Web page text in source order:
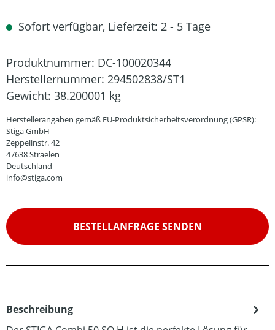
Sofort verfügbar, Lieferzeit: 2 - 5 Tage
Produktnummer: DC-100020344
Herstellernummer: 294502838/ST1
Gewicht: 38.200001 kg
Herstellerangaben gemäß EU-Produktsicherheitsverordnung (GPSR):
Stiga GmbH
Zeppelinstr. 42
47638 Straelen
Deutschland
info@stiga.com
BESTELLANFRAGE SENDEN
Beschreibung